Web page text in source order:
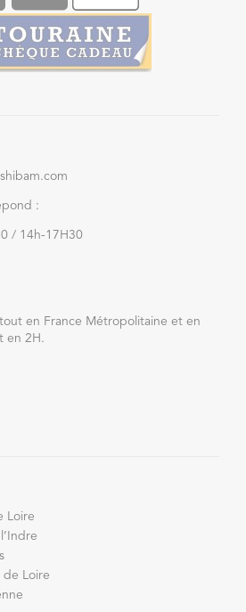
:
/ 14h-17H30
en France Métropolitaine et en
en 2H.
Loire
de Loire